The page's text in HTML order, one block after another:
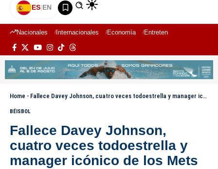
ES|EN
Nacionales Internacionales Economía Entretenimiento
Home - Fallece Davey Johnson, cuatro veces todoestrella y manager icónico de los Mets
BÉISBOL
Fallece Davey Johnson,
cuatro veces todoestrella y
manager icónico de los Mets